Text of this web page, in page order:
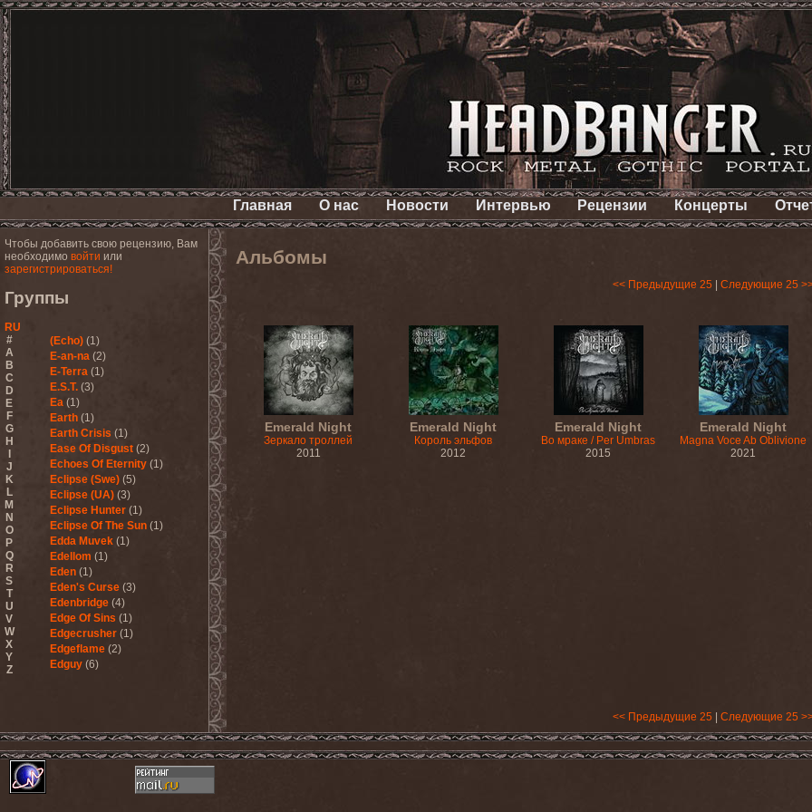
Главная О нас Новости Интервью Рецензии Концерты
Чтобы добавить свою рецензию, Вам
необходимо войти или
зарегистрироваться!
Группы
RU
#
A
B
C
D
E
F
G
H
J
K
L
M
N
O
P
Q
R
S
T
U
V
W
X
Y
Z
(Echo) (1)
E-an-na (2)
E-Terra (1)
E.S.T. (3)
Ea (1)
Earth (1)
Earth Crisis (1)
Ease Of Disgust (2)
Echoes Of Eternity (1)
Eclipse (Swe) (5)
Eclipse (UA) (3)
Eclipse Hunter (1)
Eclipse Of The Sun (1)
Edda Muvek (1)
Edellom (1)
Eden (1)
Eden's Curse (3)
Edenbridge (4)
Edge Of Sins (1)
Edgecrusher (1)
Edgeflame (2)
Edguy (6)
Einherjer (3)
Einsturzende Neubauten (1)
Альбомы
<< Предыдущие 25 Следующие 25
Emerald Night
Зеркало троллей
2011
Emerald Night
Король эльфов
2012
Emerald Night
Во мраке / Per Umbras
2015
Emerald Night
Magna Voce Ab Oblivione
2021
<< Предыдущие 25 Следующие 25